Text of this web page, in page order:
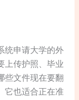
统申请大学的外
上传护照、毕业
些文件现在要翻
它也适合正在准